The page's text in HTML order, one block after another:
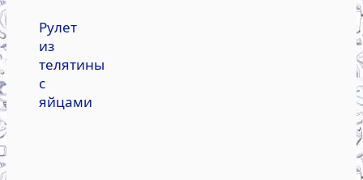
Рулет
из
телятины
с
яйцами